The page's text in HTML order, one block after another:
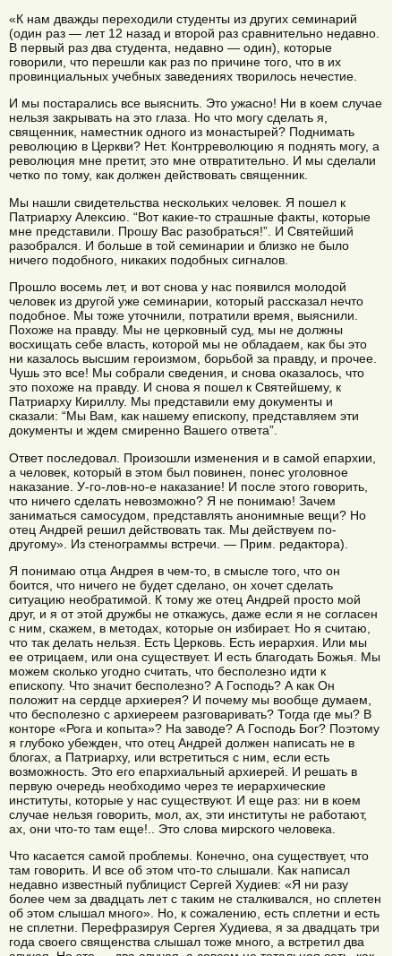
«К нам дважды переходили студенты из других семинарий
(один раз — лет 12 назад и второй раз сравнительно недавно.
В первый раз два студента, недавно — один), которые
говорили, что перешли как раз по причине того, что в их
провинциальных учебных заведениях творилось нечестие.
И мы постарались все выяснить. Это ужасно! Ни в коем случае
нельзя закрывать на это глаза. Но что могу сделать я,
священник, наместник одного из монастырей? Поднимать
революцию в Церкви? Нет. Контрреволюцию я поднять могу, а
революция мне претит, это мне отвратительно. И мы сделали
четко по тому, как должен действовать священник.
Мы нашли свидетельства нескольких человек. Я пошел к
Патриарху Алексию. “Вот какие-то страшные факты, которые
мне представили. Прошу Вас разобраться!”. И Святейший
разобрался. И больше в той семинарии и близко не было
ничего подобного, никаких подобных сигналов.
Прошло восемь лет, и вот снова у нас появился молодой
человек из другой уже семинарии, который рассказал нечто
подобное. Мы тоже уточнили, потратили время, выяснили.
Похоже на правду. Мы не церковный суд, мы не должны
восхищать себе власть, которой мы не обладаем, как бы это
ни казалось высшим героизмом, борьбой за правду, и прочее.
Чушь это все! Мы собрали сведения, и снова оказалось, что
это похоже на правду. И снова я пошел к Святейшему, к
Патриарху Кириллу. Мы представили ему документы и
сказали: “Мы Вам, как нашему епископу, представляем эти
документы и ждем смиренно Вашего ответа”.
Ответ последовал. Произошли изменения и в самой епархии,
а человек, который в этом был повинен, понес уголовное
наказание. У-го-лов-но-е наказание! И после этого говорить,
что ничего сделать невозможно? Я не понимаю! Зачем
заниматься самосудом, представлять анонимные вещи? Но
отец Андрей решил действовать так. Мы действуем по-
другому». Из стенограммы встречи. — Прим. редактора).
Я понимаю отца Андрея в чем-то, в смысле того, что он
боится, что ничего не будет сделано, он хочет сделать
ситуацию необратимой. К тому же отец Андрей просто мой
друг, и я от этой дружбы не откажусь, даже если я не согласен
с ним, скажем, в методах, которые он избирает. Но я считаю,
что так делать нельзя. Есть Церковь. Есть иерархия. Или мы
ее отрицаем, или она существует. И есть благодать Божья. Мы
можем сколько угодно считать, что бесполезно идти к
епископу. Что значит бесполезно? А Господь? А как Он
положит на сердце архиерея? И почему мы вообще думаем,
что бесполезно с архиереем разговаривать? Тогда где мы? В
конторе «Рога и копыта»? На заводе? А Господь Бог? Поэтому
я глубоко убежден, что отец Андрей должен написать не в
блогах, а Патриарху, или встретиться с ним, если есть
возможность. Это его епархиальный архиерей. И решать в
первую очередь необходимо через те иерархические
институты, которые у нас существуют. И еще раз: ни в коем
случае нельзя говорить, мол, ах, эти институты не работают,
ах, они что-то там еще!.. Это слова мирского человека.
Что касается самой проблемы. Конечно, она существует, что
там говорить. И все об этом что-то слышали. Как написал
недавно известный публицист Сергей Худиев: «Я ни разу
более чем за двадцать лет с таким не сталкивался, но сплетен
об этом слышал много». Но, к сожалению, есть сплетни и есть
не сплетни. Перефразируя Сергея Худиева, я за двадцать три
года своего священства слышал тоже много, а встретил два